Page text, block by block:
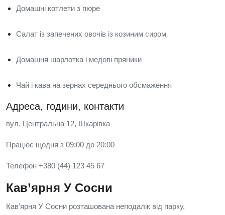
Домашні котлети з пюре
Салат із запечених овочів із козиним сиром
Домашня шарлотка і медові пряники
Чай і кава на зернах середнього обсмаження
Адреса, години, контакти
вул. Центральна 12, Шкарівка
Працює щодня з 09:00 до 20:00
Телефон +380 (44) 123 45 67
Кав’ярня У Сосни
Кав’ярня У Сосни розташована неподалік від парку,